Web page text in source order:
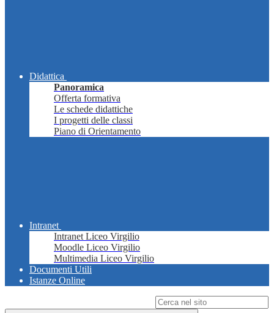
Didattica
Panoramica
Offerta formativa
Le schede didattiche
I progetti delle classi
Piano di Orientamento
Intranet
Intranet Liceo Virgilio
Moodle Liceo Virgilio
Multimedia Liceo Virgilio
Documenti Utili
Istanze Online